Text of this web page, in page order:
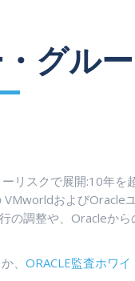
・グル
リスクで展開:10年を
およびOracle
の調整や、Oracleか
、 ORACLE監査ホワ